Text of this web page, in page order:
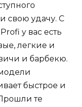
свою удачу. С
у вас есть
легкие и
и барбекю.
быстрое и
те